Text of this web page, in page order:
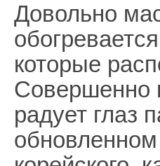
Довольно
которые
Совершенно
радует глаз
обновленном